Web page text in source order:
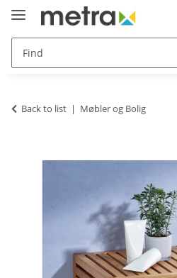
Back to list Møbler og Bolig